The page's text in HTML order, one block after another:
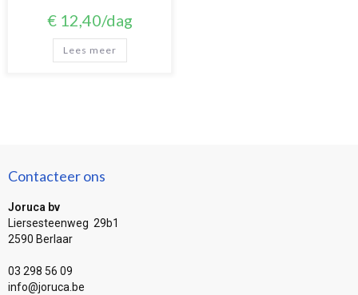
€12,40/dag
Lees meer
Contacteer ons
Joruca bv
Liersesteenweg 29b1
2590 Berlaar
03 298 56 09
info@joruca.be